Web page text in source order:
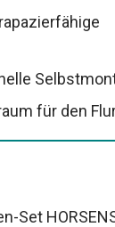
für den
Set